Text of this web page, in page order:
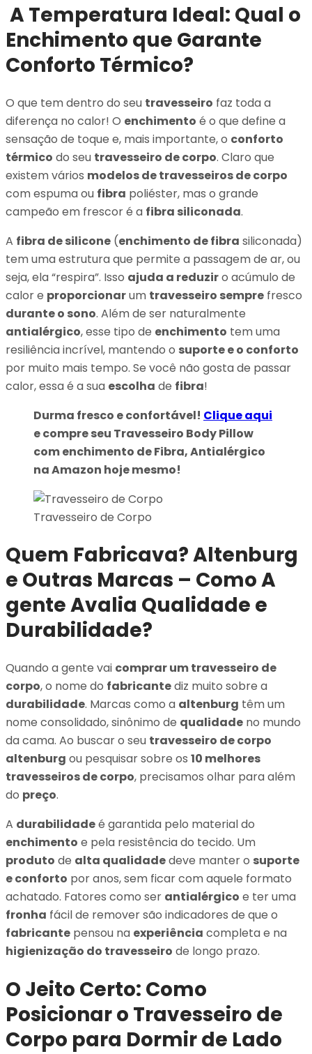
A Temperatura Ideal: Qual o
Enchimento que Garante
Conforto Térmico?
O que tem dentro do seu travesseiro faz toda a
diferença no calor! O enchimento é o que define a
sensação de toque e, mais importante, o conforto
térmico do seu travesseiro de corpo. Claro que
existem vários modelos de travesseiros de corpo
com espuma ou fibra poliéster, mas o grande
campeão em frescor é a fibra siliconada.
A fibra de silicone (enchimento de fibra siliconada)
tem uma estrutura que permite a passagem de ar, ou
seja, ela “respira”. Isso ajuda a reduziro acúmulo de
calor e proporcionarum travesseiro sempre fresco
durante o sono. Além de ser naturalmente
antialérgico, esse tipo de enchimento tem uma
resiliência incrível, mantendo o suporte e o conforto
por muito mais tempo. Se você não gosta de passar
calor, essa é a sua escolha de fibra!
Durma fresco e confortável! Clique aqui
e compre seu Travesseiro Body Pillow
com enchimento de Fibra, Antialérgico
na Amazon hoje mesmo!
Travesseiro de Corpo
Quem Fabricava? Altenburg
e Outras Marcas – Como A
gente Avalia Qualidade e
Durabilidade?
Quando a gente vai comprar um travesseiro de
corpo, o nome do fabricantediz muito sobre a
durabilidade. Marcas como a altenburg têm um
nome consolidado, sinônimo de qualidade no mundo
da cama. Ao buscar o seu travesseiro de corpo
altenburg ou pesquisar sobre os 10 melhores
travesseiros de corpo, precisamos olhar para além
do preço.
A durabilidadeé garantida pelo material do
enchimento e pela resistência do tecido. Um
produto de alta qualidadedeve manter o suporte
e conforto por anos, sem ficar com aquele formato
achatado. Fatores como ser antialérgico e ter uma
fronha fácil de remover são indicadores de que o
fabricante pensou na experiência completa e na
higienização do travesseiro de longo prazo.
O Jeito Certo: Como
Posicionar o Travesseiro de
Corpo para Dormir de Lado